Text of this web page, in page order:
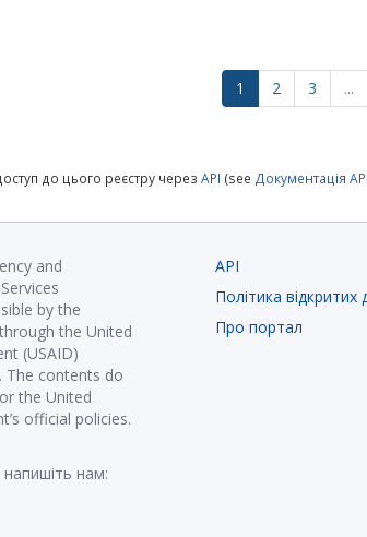
1 2 3 ...
до цього реєстру через API (see Документація API
and
by the
the United
(USAID)
The contents do
the United
official policies.
нам:
API
Політика відкритих
Про портал